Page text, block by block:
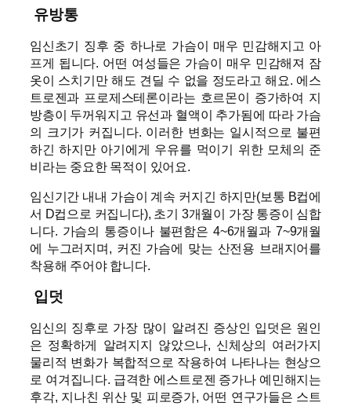
유방통
임신초기 징후 중 하나로 가슴이 매우 민감해지고 아
프게 됩니다. 어떤 여성들은 가슴이 매우 민감해져 잠
옷이 스치기만 해도 견딜 수 없을 정도라고 해요. 에스
트로젠과 프로제스테론이라는 호르몬이 증가하여 지
방층이 두꺼워지고 유선과 혈액이 추가됨에 따라 가슴
의 크기가 커집니다. 이러한 변화는 일시적으로 불편
하긴 하지만 아기에게 우유를 먹이기 위한 모체의 준
비라는 중요한 목적이 있어요.
임신기간 내내 가슴이 계속 커지긴 하지만(보통 B컵에
서 D컵으로 커집니다), 초기 3개월이 가장 통증이 심합
니다. 가슴의 통증이나 불편함은 4~6개월과 7~9개월
에 누그러지며, 커진 가슴에 맞는 산전용 브래지어를
착용해 주어야 합니다.
입덧
임신의 징후로 가장 많이 알려진 증상인 입덧은 원인
은 정확하게 알려지지 않았으나, 신체상의 여러가지
물리적 변화가 복합적으로 작용하여 나타나는 현상으
로 여겨집니다. 급격한 에스트로젠 증가나 예민해지는
후각, 지나친 위산 및 피로증가, 어떤 연구가들은 스트